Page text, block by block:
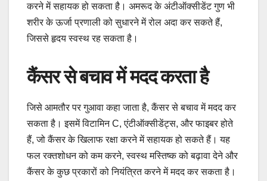
करने में सहायक हो सकता है। अमरूद के अंटीऑक्सीडेंट गुण भी
शरीर के ऊर्जा प्रणाली को सुधारने में रोल अदा कर सकते हैं,
जिससे हृदय स्वस्थ रह सकता है।
कैंसर से बचाव में मदद करता है
जिसे आमतौर पर गुआवा कहा जाता है, कैंसर से बचाव में मदद कर
सकता है। इसमें विटामिन C, एंटीऑक्सीडेंट्स, और फाइबर होते
हैं, जो कैंसर के खिलाफ रक्षा करने में सहायक हो सकते हैं। यह
फल रक्तशोधन को कम करने, स्वस्थ मस्तिष्क को बढ़ावा देने और
कैंसर के कुछ प्रकारों को नियंत्रित करने में मदद कर सकता है।